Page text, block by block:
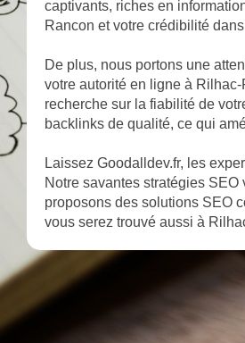
captivants, riches en
Rancon et votre crédibilité
De plus, nous portons une
votre autorité en ligne à
recherche sur la fiabilité de
backlinks de qualité, ce qui
Laissez Goodalldev.fr, les
Notre savantes stratégies
proposons des solutions SEO
vous serez trouvé aussi à